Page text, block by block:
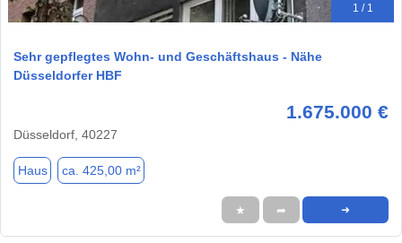
1 / 1
Sehr gepflegtes Wohn- und Geschäftshaus - Nähe
Düsseldorfer HBF
1.675.000 €
Düsseldorf, 40227
Haus ca. 425,00 m²
★ ➦ ➜